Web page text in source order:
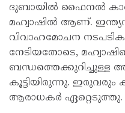
ദുബായില്‍ ഫൈനല്‍
മഹ്വാഷില്‍ ആണ്.
വിവാഹമോചന
നേടിയതോടെ,
ബന്ധത്തെക്കുറിച്ചുള്ള
കൂട്ടിയിരുന്നു. ഇരുവരും
ആരാധകര്‍ ഏറ്റെടുത്തു.